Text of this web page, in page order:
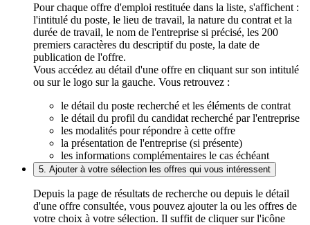
Pour chaque offre d'emploi restituée dans la liste, s'affichent :
l'intitulé du poste, le lieu de travail, la nature du contrat et la
durée de travail, le nom de l'entreprise si précisé, les 200
premiers caractères du descriptif du poste, la date de
publication de l'offre.
Vous accédez au détail d'une offre en cliquant sur son intitulé
ou sur le logo sur la gauche. Vous retrouvez :
le détail du poste recherché et les éléments de contrat
le détail du profil du candidat recherché par l'entreprise
les modalités pour répondre à cette offre
la présentation de l'entreprise (si présente)
les informations complémentaires le cas échéant
5. Ajouter à votre sélection les offres qui vous intéressent
Depuis la page de résultats de recherche ou depuis le détail
d'une offre consultée, vous pouvez ajouter la ou les offres de
votre choix à votre sélection. Il suffit de cliquer sur l'icône